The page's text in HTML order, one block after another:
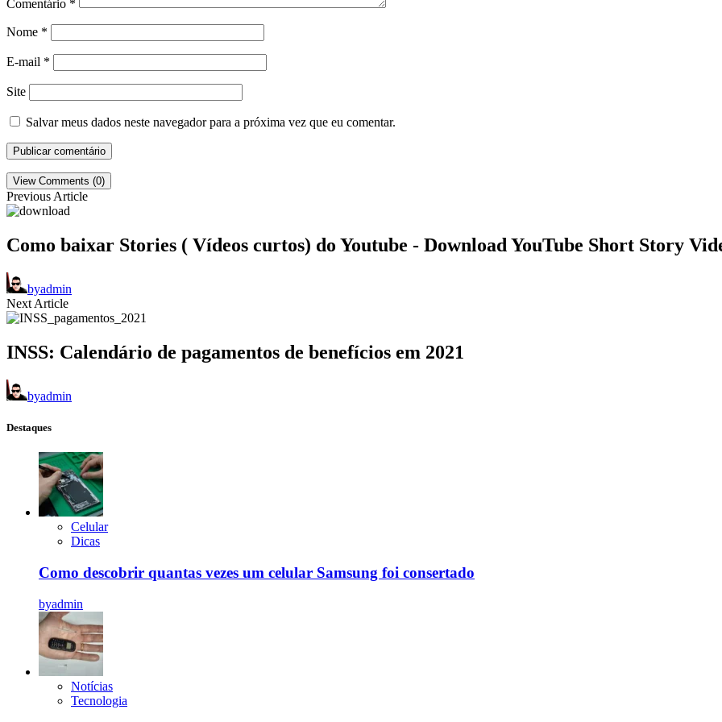
Comentário *
Nome *
E-mail *
Site
Salvar meus dados neste navegador para a próxima vez que eu comentar.
View Comments (0)
Previous Article
Como baixar Stories ( Vídeos curtos) do Youtube - Download YouTube Short Story
byadmin
Next Article
INSS: Calendário de pagamentos de benefícios em 2021
byadmin
Destaques
Celular
Dicas
Como descobrir quantas vezes um celular Samsung foi consertado
byadmin
Notícias
Tecnologia